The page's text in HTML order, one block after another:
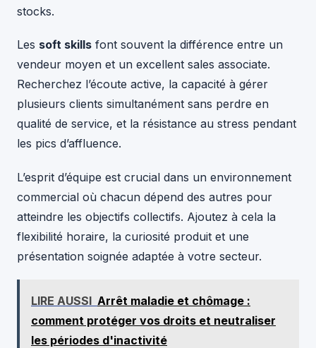
stocks.
Les soft skills font souvent la différence entre un
vendeur moyen et un excellent sales associate.
Recherchez l’écoute active, la capacité à gérer
plusieurs clients simultanément sans perdre en
qualité de service, et la résistance au stress pendant
les pics d’affluence.
L’esprit d’équipe est crucial dans un environnement
commercial où chacun dépend des autres pour
atteindre les objectifs collectifs. Ajoutez à cela la
flexibilité horaire, la curiosité produit et une
présentation soignée adaptée à votre secteur.
LIRE AUSSI Arrêt maladie et chômage :
comment protéger vos droits et neutraliser
les périodes d'inactivité